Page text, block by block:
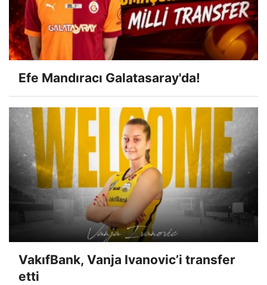
Efe Mandıracı Galatasaray'da!
VakıfBank, Vanja Ivanovic’i transfer
etti